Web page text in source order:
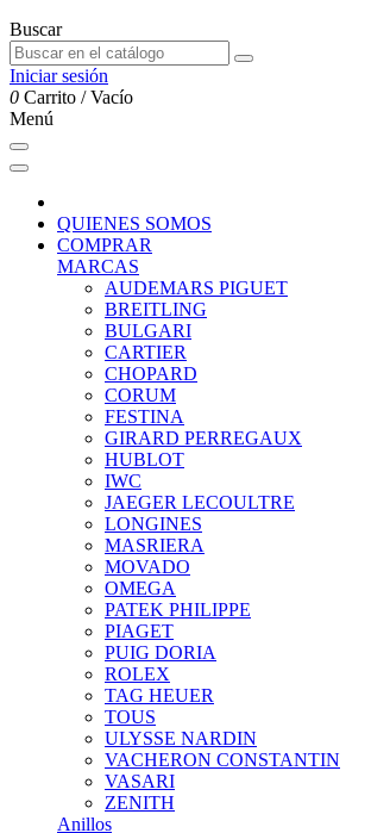
Buscar
Iniciar sesión
0 Carrito /Vacío
Menú
QUIENES SOMOS
COMPRAR
MARCAS
AUDEMARS PIGUET
BREITLING
BULGARI
CARTIER
CHOPARD
CORUM
FESTINA
GIRARD PERREGAUX
HUBLOT
IWC
JAEGER LECOULTRE
LONGINES
MASRIERA
MOVADO
OMEGA
PATEK PHILIPPE
PIAGET
PUIG DORIA
ROLEX
TAG HEUER
TOUS
ULYSSE NARDIN
VACHERON CONSTANTIN
VASARI
ZENITH
Anillos